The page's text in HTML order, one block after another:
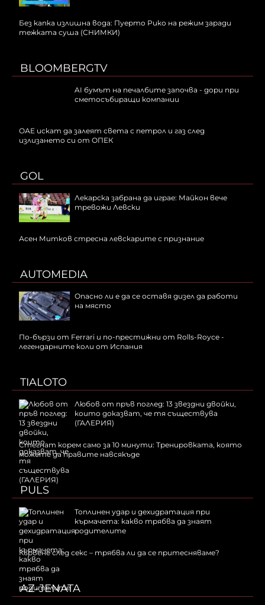
Без капка излишна вода: Пуерто Рико на режим заради
тежката суша (СНИМКИ)
BLOOMBERGTV
AI бумът на печалбите започва - дори при
сметосъбиращи компании
ОАЕ искат да залеят света с петрол и газ след
излизането си от ОПЕК
GOL
Лекарска забрана да играе: Майкон вече
тревожи Левски
Асен Митков стресна левскарите с признание
AUTOMEDIA
Опасно ли е да се оставя дизел да работи
на място
По-бързи от Ferrari и по-престижни от Rolls-Royce -
легендарните коли от Испания
TIALOTO
Любов от пръв поглед: 13 звездни двойки,
които доказват, че тя съществува
(ГАЛЕРИЯ)
Стегнат корем само за 10 минути: Тренировката, която
можете да правите навсякъде
PULS
Топлинен удар и дехидратация при
кърмачета: какво трябва да знаят
родителите
Кървене след секс – трябва ли да се притесняваме?
AZ-JENATA